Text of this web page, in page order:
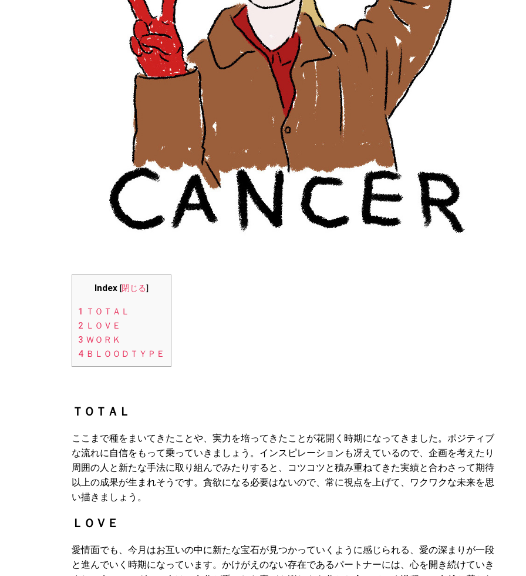
Index [閉じる]
1 ＴＯＴＡＬ
2 ＬＯＶＥ
3 ＷＯＲＫ
4 ＢＬＯＯＤＴＹＰＥ
ＴＯＴＡＬ
ここまで種をまいてきたことや、実力を培ってきたことが花開く時期になってきました。ポジティブ
な流れに自信をもって乗っていきましょう。インスピレーションも冴えているので、企画を考えたり
周囲の人と新たな手法に取り組んでみたりすると、コツコツと積み重ねてきた実績と合わさって期待
以上の成果が生まれそうです。貪欲になる必要はないので、常に視点を上げて、ワクワクな未来を思
い描きましょう。
ＬＯＶＥ
愛情面でも、今月はお互いの中に新たな宝石が見つかっていくように感じられる、愛の深まりが一段
と進んでいく時期になっています。かけがえのない存在であるパートナーには、心を開き続けていき